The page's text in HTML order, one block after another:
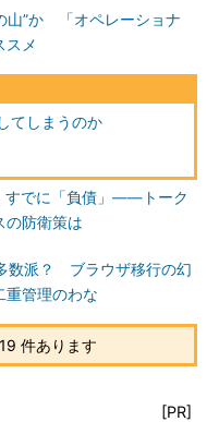
山”か 「オペレーショナ
スメ
てしまうのか
すでに「負債」――トーク
の防衛策は
数派？ ブラウザ移行の幻
重管理のわな
件あります
[PR]